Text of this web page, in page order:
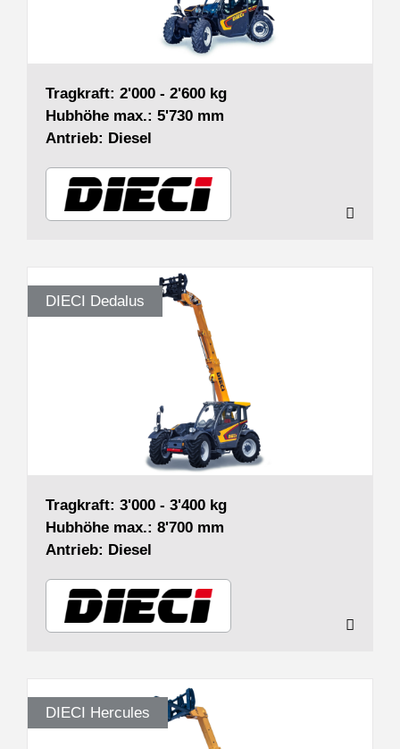
Tragkraft: 2'000 - 2'600 kg
Hubhöhe max.: 5'730 mm
Antrieb: Diesel
DIECI Dedalus
Tragkraft: 3'000 - 3'400 kg
Hubhöhe max.: 8'700 mm
Antrieb: Diesel
DIECI Hercules